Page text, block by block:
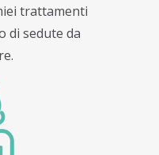
trattamenti
di sedute da